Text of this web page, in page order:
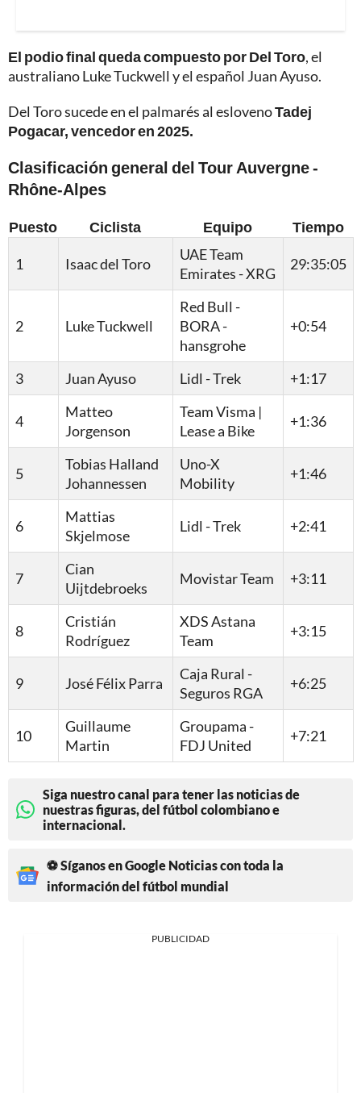
El podio final queda compuesto por Del Toro, el
australiano Luke Tuckwell y el español Juan Ayuso.
Del Toro sucede en el palmarés al eslovenoTadej
Pogacar, vencedor en 2025.
Clasificación general del Tour Auvergne -
Rhône-Alpes
Puesto Ciclista Equipo Tiempo
1 Isaac del Toro
UAE Team
Emirates - XRG
29:35:05
2 Luke Tuckwell
Red Bull -
BORA -
hansgrohe
+0:54
3 Juan Ayuso Lidl - Trek +1:17
4
Matteo
Jorgenson
Team Visma |
Lease a Bike
+1:36
5
Tobias Halland
Johannessen
Uno-X
Mobility
+1:46
6
Mattias
Skjelmose
Lidl - Trek +2:41
7
Cian
Uijtdebroeks
Movistar Team +3:11
8
Cristián
Rodríguez
XDS Astana
Team
+3:15
9 José Félix Parra
Caja Rural -
Seguros RGA
+6:25
10
Guillaume
Martin
Groupama -
FDJ United
+7:21
Siga nuestro canal para tener las noticias de
nuestras figuras, del fútbol colombiano e
internacional.
⚽ Síganos en Google Noticias con toda la
información del fútbol mundial
PUBLICIDAD